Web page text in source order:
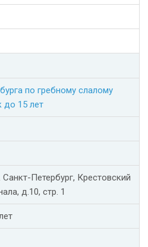
по гребному слалому
до 15 лет
Санкт-Петербург, Крестовский
д.10, стр. 1